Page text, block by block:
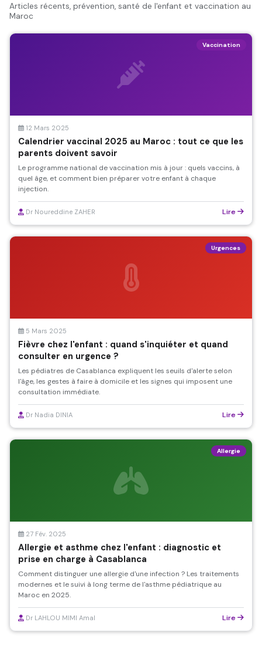
Articles récents, prévention, santé de l'enfant et vaccination au
Maroc
Vaccination
12 Mars 2025
Calendrier vaccinal 2025 au Maroc : tout ce que les
parents doivent savoir
Le programme national de vaccination mis à jour : quels vaccins, à
quel âge, et comment bien préparer votre enfant à chaque
injection.
Dr Noureddine ZAHER Lire
Urgences
5 Mars 2025
Fièvre chez l'enfant : quand s'inquiéter et quand
consulter en urgence ?
Les pédiatres de Casablanca expliquent les seuils d'alerte selon
l'âge, les gestes à faire à domicile et les signes qui imposent une
consultation immédiate.
Dr Nadia DINIA Lire
Allergie
27 Fév. 2025
Allergie et asthme chez l'enfant : diagnostic et
prise en charge à Casablanca
Comment distinguer une allergie d'une infection ? Les traitements
modernes et le suivi à long terme de l'asthme pédiatrique au
Maroc en 2025.
Dr LAHLOU MIMI Amal Lire